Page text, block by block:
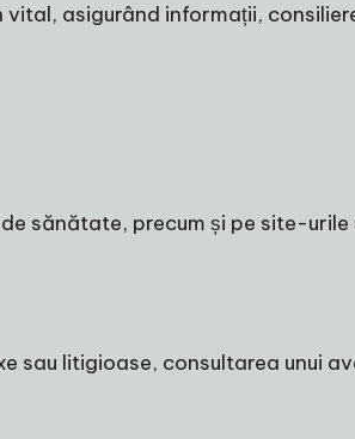
vital, asigurând informații,
sănătate, precum și pe site-urile
sau litigioase, consultarea unui